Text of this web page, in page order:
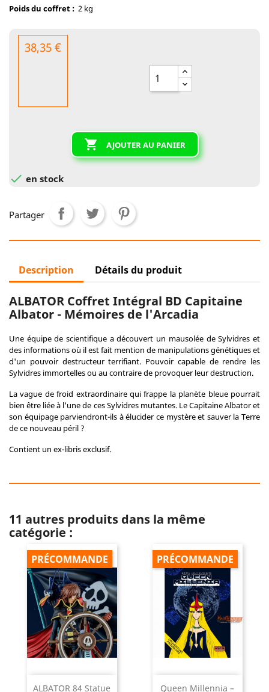
Poids du coffret‏ : ‎ 2 kg
38,35 €
 AJOUTER AU PANIER
 en stock
Partager
Description Détails du produit
ALBATOR Coffret Intégral BD Capitaine
Albator - Mémoires de l'Arcadia
Une équipe de scientifique a découvert un mausolée de Sylvidres et
des informations où il est fait mention de manipulations génétiques et
d'un pouvoir destructeur terrifiant. Pouvoir capable de rendre les
Sylvidres immortelles ou au contraire de provoquer leur destruction.
La vague de froid extraordinaire qui frappe la planète bleue pourrait
bien être liée à l'une de ces Sylvidres mutantes. Le Capitaine Albator et
son équipage parviendront-ils à élucider ce mystère et sauver la Terre
de ce nouveau péril ?
Contient un ex-libris exclusif.
11 autres produits dans la même
catégorie :
ALBATOR 84 Statue
PRÉCOMMANDE
Queen Millennia –
PRÉCOMMANDE